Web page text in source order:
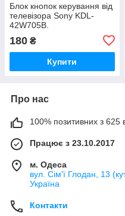
Блок кнопок керування від
телевізора Sony KDL-
42W705B.
180 ₴
Купити
Про нас
100% позитивних з 625
Працює з 23.10.2017
м. Одеса
вул. Сім'ї Глодан, 13
Україна
Контакти